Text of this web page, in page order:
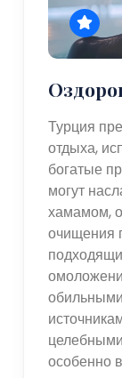
Турция
отдыха,
богатые
могут
хамамом,
очищения
особенно